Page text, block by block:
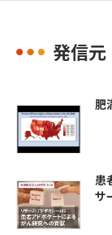
発信元
肥
患
サ